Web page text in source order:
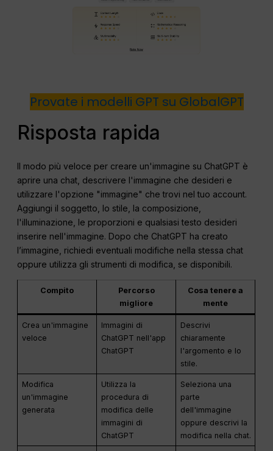
Provate i modelli GPT su GlobalGPT
Risposta rapida
Il modo più veloce per creare un'immagine su ChatGPT è
aprire una chat, descrivere l'immagine che desideri e
utilizzare l'opzione "immagine" che trovi nel tuo account.
Aggiungi il soggetto, lo stile, la composizione,
l'illuminazione, le proporzioni e qualsiasi testo desideri
inserire nell'immagine. Dopo che ChatGPT ha creato
l’immagine, richiedi eventuali modifiche nella stessa chat
oppure utilizza gli strumenti di modifica, se disponibili.
Compito
Percorso
migliore
Cosa tenere a
mente
Crea un'immagine
veloce
Immagini di
ChatGPT nell'app
ChatGPT
Descrivi
chiaramente
l'argomento e lo
stile.
Modifica
un'immagine
generata
Utilizza la
procedura di
modifica delle
immagini di
ChatGPT
Seleziona una
parte
dell'immagine
oppure descrivi la
modifica nella chat.